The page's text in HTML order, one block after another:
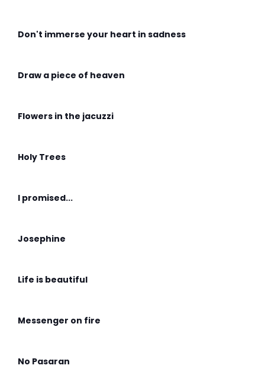
Don't immerse your heart in sadness
Draw a piece of heaven
Flowers in the jacuzzi
Holy Trees
I promised...
Josephine
Life is beautiful
Messenger on fire
No Pasaran